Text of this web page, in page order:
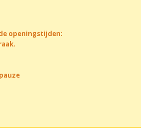
openingstijden: